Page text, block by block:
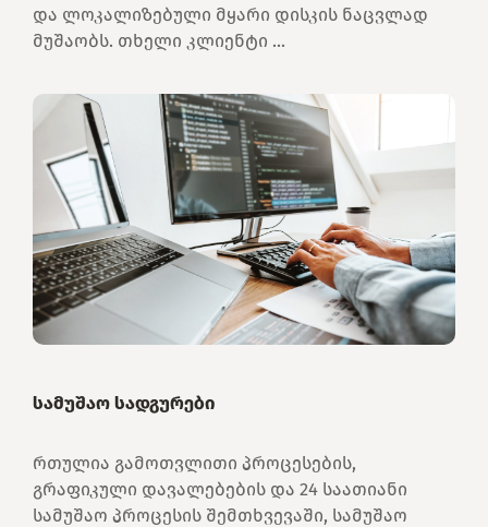
და ლოკალიზებული მყარი დისკის ნაცვლად
მუშაობს. თხელი კლიენტი ...
სამუშაო სადგურები
რთულია გამოთვლითი პროცესების,
გრაფიკული დავალებების და 24 საათიანი
სამუშაო პროცესის შემთხვევაში, სამუშაო